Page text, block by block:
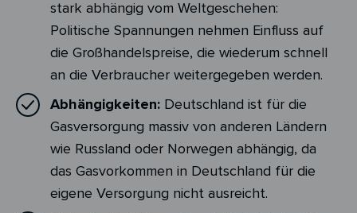
stark abhängig vom Weltgeschehen:
Politische Spannungen nehmen Einfluss auf
die Großhandelspreise, die wiederum schnell
an die Verbraucher weitergegeben werden.
Abhängigkeiten: Deutschland ist für die
Gasversorgung massiv von anderen Ländern
wie Russland oder Norwegen abhängig, da
das Gasvorkommen in Deutschland für die
eigene Versorgung nicht ausreicht.